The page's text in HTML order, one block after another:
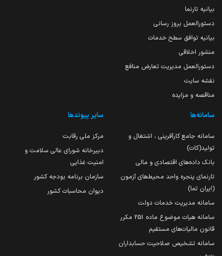
بیانیه تارنما
دستورالعمل بروز رسانی
بیانیه توافق سطح خدمات
منشور اخلاقی
دستورالعمل مدیریت تعارض منافع
نقشه سایت
مناقصه و مزایده
سامانه‌ها
سامانه جامع کارآفرینی ، اشتغال و
تولید(کات)
بانک داده‌های اقتصادی و مالی
تارنمای پنجره واحد محیط‌های آزمون
(ایران تما)
سامانه مدیریت خدمات دولت
سامانه هیات موضوع ماده 251 مکرر
قانون مالیات‌های مستقیم
سامانه تشخیص صلاحیت حسابداران
سایر پیوندها
مرکز ملی رقابت
دبیرخانه شورای عالی سلامت و
امنیت غذایی
سازمان برنامه بودجه کشور
دیوان محاسبات کشور